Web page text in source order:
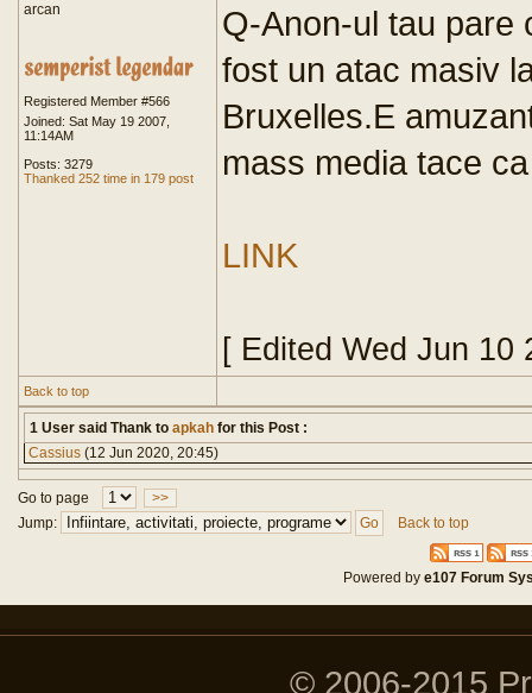
arcan
Registered Member #566
Joined: Sat May 19 2007,
11:14AM
Posts: 3279
Thanked 252 time in 179 post
Q-Anon-ul tau pare
fost un atac masiv
Bruxelles.E
mass media tace
LINK
[ Edited Wed Jun 10
Back to top
1 User said Thank to apkah for this Post :
Cassius (12 Jun 2020, 20:45)
Go to page
>>
Jump:
Back to top
Powered bye107 Forum
© 2006-2015